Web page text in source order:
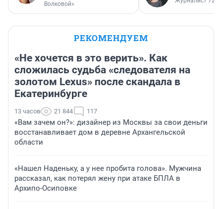
Волковой»
РЕКОМЕНДУЕМ
«Не хочется в это верить». Как
сложилась судьба «следователя на
золотом Lexus» после скандала в
Екатеринбурге
13 часов 21 844 117
«Вам зачем он?»: дизайнер из Москвы за свои деньги
восстанавливает дом в деревне Архангельской
области
«Нашел Наденьку, а у нее пробита голова». Мужчина
рассказал, как потерял жену при атаке БПЛА в
Архипо-Осиповке